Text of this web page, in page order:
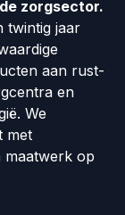
zorgsector.
twintig jaar
aan rust-
en
We
met
maatwerk op